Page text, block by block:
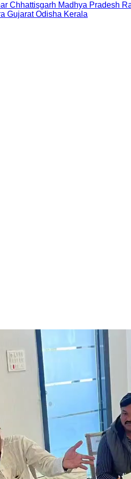
Chhattisgarh Madhya Pradesh
Gujarat Odisha Kerala